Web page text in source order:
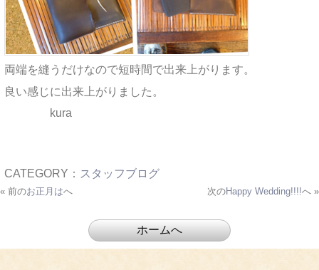
両端を縫うだけなので短時間で出来上がります。
良い感じに出来上がりました。
kura
CATEGORY： スタッフブログ
« 前のお正月はへ 次のHappy Wedding!!!!へ »